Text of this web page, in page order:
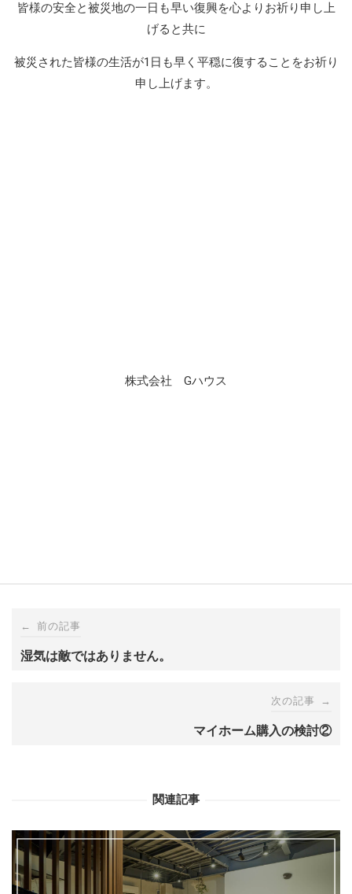
皆様の安全と被災地の一日も早い復興を心よりお祈り申し上
げると共に
被災された皆様の生活が1日も早く平穏に復することをお祈り
申し上げます。
株式会社 Gハウス
Post
← 前の記事
湿気は敵ではありません。
次の記事 →
マイホーム購入の検討②
関連記事